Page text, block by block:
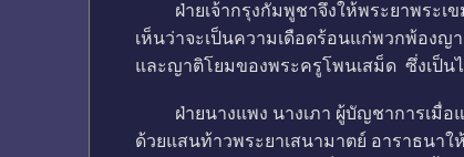
ฝ่ายเจ้ากรุงกัมพูชาจึงให้พระยาพระเข
เห็นว่าจะเป็นความเดือดร้อนแก่พวกพ้อง
และญาติโยมของพระครูโพนเสม็ด ซึ่งเป็น
ฝ่ายนางแพง นางเภา ผู้บัญชาการเมื่อแ
ด้วยแสนท้าวพระยาเสนามาตย์ อาราธนา